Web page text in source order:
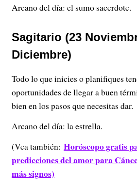
Arcano del día: el sumo sacerdote.
Sagitario (23
Diciembre)
Todo lo que inicies o planifiques
oportunidades de llegar a buen
bien en los pasos que necesitas dar.
Arcano del día: la estrella.
(Vea también: Horóscopo gratis
predicciones del amor para
más signos)